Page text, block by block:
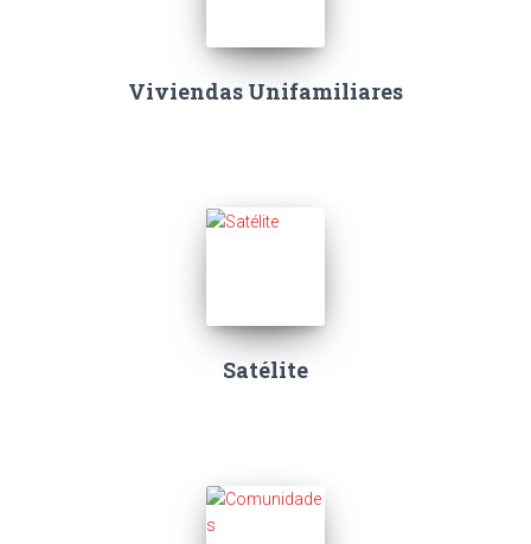
Viviendas Unifamiliares
Satélite